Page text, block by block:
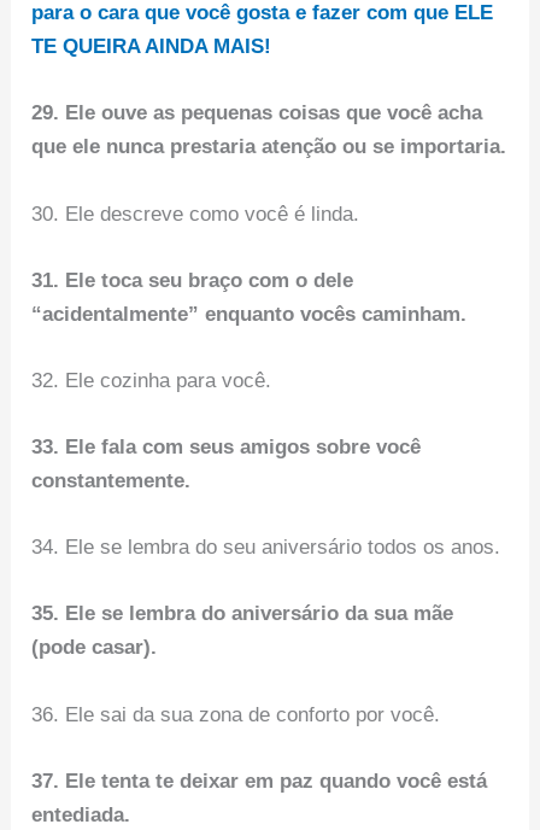
para o cara que você gosta e fazer com que ELE
TE QUEIRA AINDA MAIS!
29. Ele ouve as pequenas coisas que você acha
que ele nunca prestaria atenção ou se importaria.
30. Ele descreve como você é linda.
31. Ele toca seu braço com o dele
“acidentalmente” enquanto vocês caminham.
32. Ele cozinha para você.
33. Ele fala com seus amigos sobre você
constantemente.
34. Ele se lembra do seu aniversário todos os anos.
35. Ele se lembra do aniversário da sua mãe
(pode casar).
36. Ele sai da sua zona de conforto por você.
37. Ele tenta te deixar em paz quando você está
entediada.